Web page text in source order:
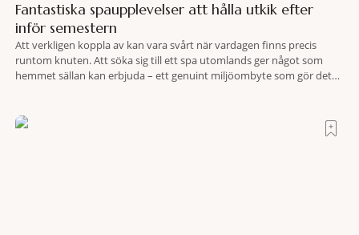
Fantastiska spaupplevelser att hålla utkik efter
inför semestern
Att verkligen koppla av kan vara svårt när vardagen finns precis
runtom knuten. Att söka sig till ett spa utomlands ger något som
hemmet sällan kan erbjuda – ett genuint miljöombyte som gör det